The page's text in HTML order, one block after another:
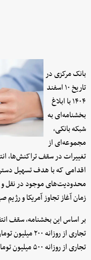
بانک مرکزی در
تاریخ ۱۰ اسفند
۱۴۰۴ با ابلاغ
بخشنامه‌ای به
شبکه بانکی،
مجموعه‌ای از
تغییرات در سقف تراکنش‌ها،
اقدامی که با هدف تسهیل
محدودیت‌های موجود در نقل و
زمان آغاز تجاوز آمریکا و
بر اساس این بخشنامه، سقف
تجاری از روزانه ۵۰۰ میلیون تومان به یک میلیارد تومان افزایش یافت.